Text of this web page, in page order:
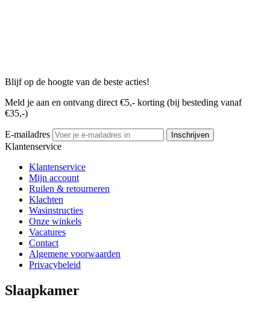
Blijf op de hoogte van de beste acties!
Meld je aan en ontvang direct €5,- korting (bij besteding vanaf
€35,-)
E-mailadres Inschrijven
Klantenservice
Klantenservice
Mijn account
Ruilen & retourneren
Klachten
Wasinstructies
Onze winkels
Vacatures
Contact
Algemene voorwaarden
Privacybeleid
Slaapkamer